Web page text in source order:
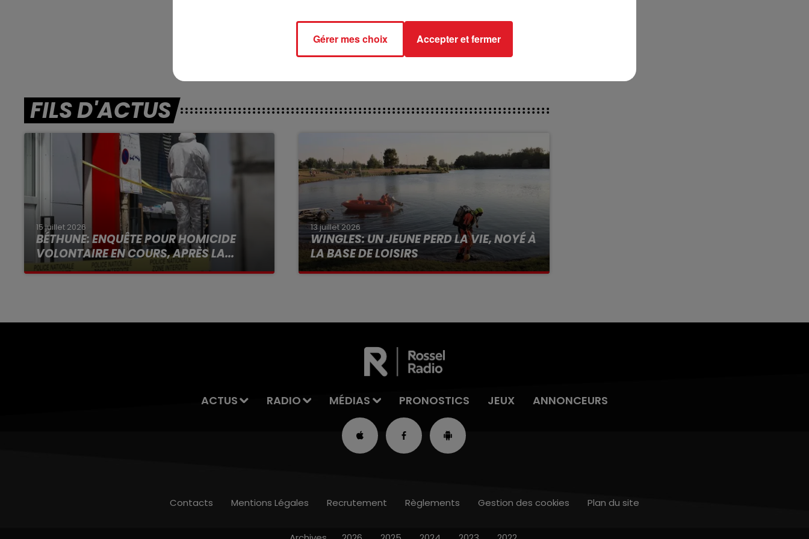
En direct des pistes :
FILS D'ACTUS
15 juillet 2026
BÉTHUNE: ENQUÊTE POUR HOMICIDE
VOLONTAIRE EN COURS, APRÈS LA...
Selon les premiers éléments, le logement
13 juillet 2026
WINGLES: UN JEUNE PERD LA VIE, NOYÉ À
LA BASE DE LOISIRS
La victime a coulé à pic
ACTUS RADIO MÉDIAS PRONOSTICS JEUX ANNONCEURS
Contacts Mentions Légales Recrutement Règlements Gestion des cookies Plan du site
Gérer mes choix Accepter et fermer